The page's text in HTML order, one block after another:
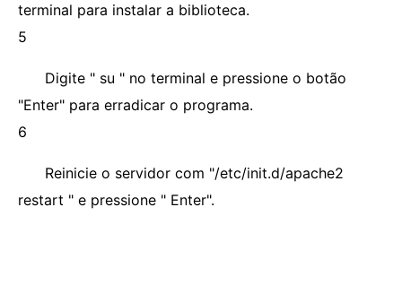
terminal para instalar a biblioteca.
5
Digite " su " no terminal e pressione o botão
"Enter" para erradicar o programa.
6
Reinicie o servidor com "/etc/init.d/apache2
restart " e pressione " Enter".